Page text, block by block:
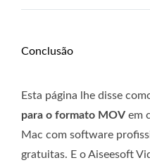
Conclusão
Esta página lhe disse
para o formato MOV em
Mac com software
gratuitas. E o Aiseesoft